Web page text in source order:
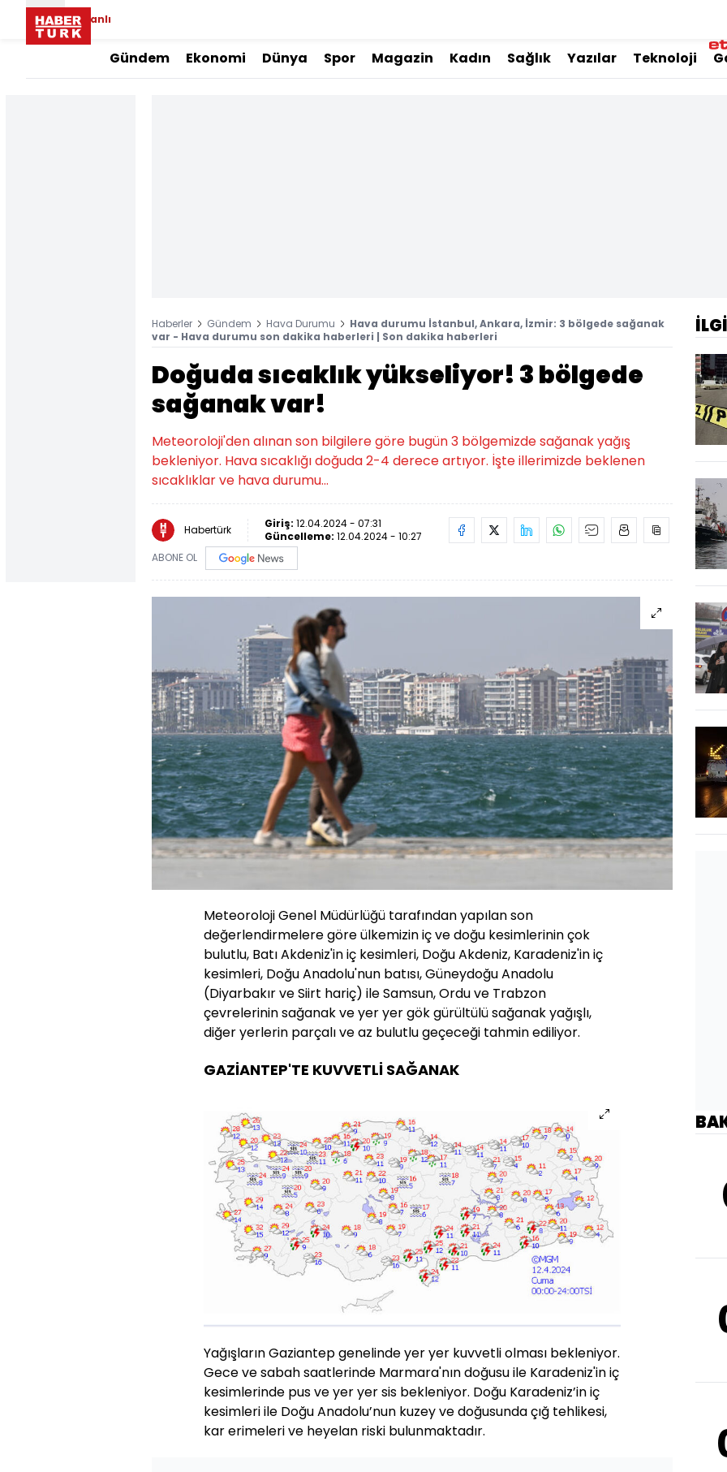
Canlı
Gündem Ekonomi Dünya Spor Magazin Kadın Sağlık Yazılar Teknoloji
Haberler Gündem Hava Durumu
Hava durumu İstanbul, Ankara, İzmir: 3 bölgede sağanak
var - Hava durumu son dakika haberleri | Son dakika haberleri
Doğuda sıcaklık yükseliyor! 3 bölgede
sağanak var!
Meteoroloji'den alınan son bilgilere göre bugün 3 bölgemizde sağanak yağış
bekleniyor. Hava sıcaklığı doğuda 2-4 derece artıyor. İşte illerimizde beklenen
sıcaklıklar ve hava durumu...
Habertürk Giriş: 12.04.2024 - 07:31
Güncelleme: 12.04.2024 - 10:27
ABONE OL
Meteoroloji Genel Müdürlüğü tarafından yapılan son
değerlendirmelere göre ülkemizin iç ve doğu kesimlerinin çok
bulutlu, Batı Akdeniz'in iç kesimleri, Doğu Akdeniz, Karadeniz'in iç
kesimleri, Doğu Anadolu'nun batısı, Güneydoğu Anadolu
(Diyarbakır ve Siirt hariç) ile Samsun, Ordu ve Trabzon
çevrelerinin sağanak ve yer yer gök gürültülü sağanak yağışlı,
diğer yerlerin parçalı ve az bulutlu geçeceği tahmin ediliyor.
GAZİANTEP'TE KUVVETLİ SAĞANAK
Yağışların Gaziantep genelinde yer yer kuvvetli olması bekleniyor.
Gece ve sabah saatlerinde Marmara'nın doğusu ile Karadeniz'in iç
kesimlerinde pus ve yer yer sis bekleniyor. Doğu Karadeniz’in iç
kesimleri ile Doğu Anadolu’nun kuzey ve doğusunda çığ tehlikesi,
kar erimeleri ve heyelan riski bulunmaktadır.